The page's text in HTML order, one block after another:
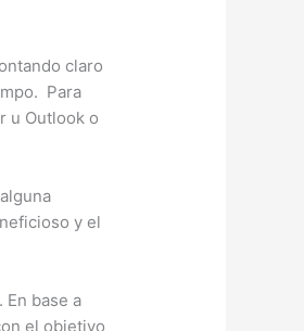
claro
Para
u Outlook o
y el
base a
el objetivo